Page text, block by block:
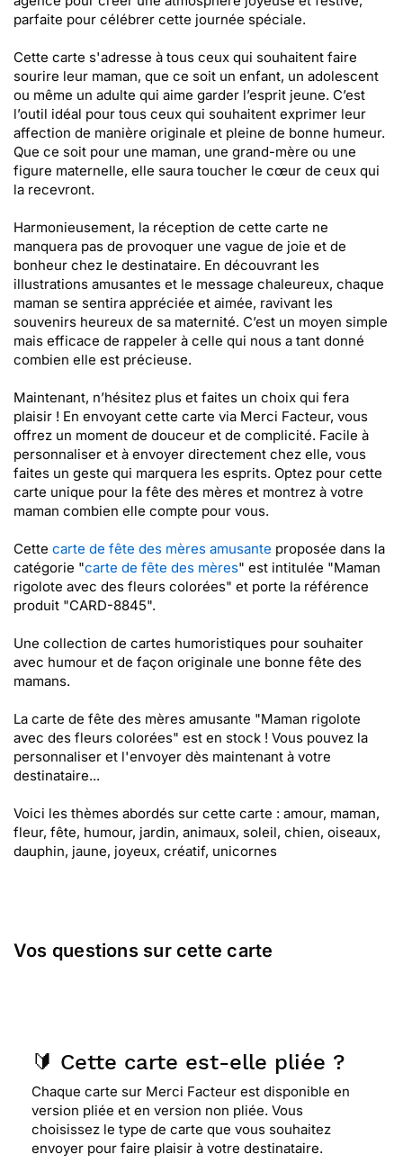
parfaite pour célébrer cette journée spéciale.
Cette carte s'adresse à tous ceux qui souhaitent faire
sourire leur maman, que ce soit un enfant, un adolescent
ou même un adulte qui aime garder l’esprit jeune. C’est
l’outil idéal pour tous ceux qui souhaitent exprimer leur
affection de manière originale et pleine de bonne humeur.
Que ce soit pour une maman, une grand-mère ou une
figure maternelle, elle saura toucher le cœur de ceux qui
la recevront.
Harmonieusement, la réception de cette carte ne
manquera pas de provoquer une vague de joie et de
bonheur chez le destinataire. En découvrant les
illustrations amusantes et le message chaleureux, chaque
maman se sentira appréciée et aimée, ravivant les
souvenirs heureux de sa maternité. C’est un moyen simple
mais efficace de rappeler à celle qui nous a tant donné
combien elle est précieuse.
Maintenant, n’hésitez plus et faites un choix qui fera
plaisir ! En envoyant cette carte via Merci Facteur, vous
offrez un moment de douceur et de complicité. Facile à
personnaliser et à envoyer directement chez elle, vous
faites un geste qui marquera les esprits. Optez pour cette
carte unique pour la fête des mères et montrez à votre
maman combien elle compte pour vous.
Cette carte de fête des mères amusante proposée dans la
catégorie "carte de fête des mères" est intitulée "Maman
rigolote avec des fleurs colorées" et porte la référence
produit "CARD-8845".
Une collection de cartes humoristiques pour souhaiter
avec humour et de façon originale une bonne fête des
mamans.
La carte de fête des mères amusante "Maman rigolote
avec des fleurs colorées" est en stock ! Vous pouvez la
personnaliser et l'envoyer dès maintenant à votre
destinataire...
Voici les thèmes abordés sur cette carte : amour, maman,
fleur, fête, humour, jardin, animaux, soleil, chien, oiseaux,
dauphin, jaune, joyeux, créatif, unicornes
Vos questions sur cette carte
🔰 Cette carte est-elle pliée ?
Chaque carte sur Merci Facteur est disponible en
version pliée et en version non pliée. Vous
choisissez le type de carte que vous souhaitez
envoyer pour faire plaisir à votre destinataire.